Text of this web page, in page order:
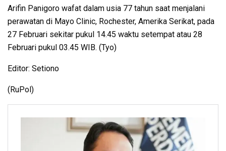
Arifin Panigoro wafat dalam usia 77 tahun saat menjalani
perawatan di Mayo Clinic, Rochester, Amerika Serikat, pada
27 Februari sekitar pukul 14.45 waktu setempat atau 28
Februari pukul 03.45 WIB. (Tyo)
Editor: Setiono
(RuPol)